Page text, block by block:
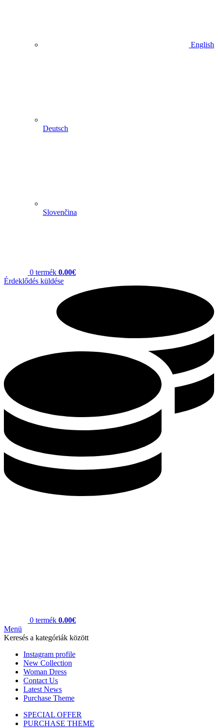
English
Deutsch
Slovenčina
0 termék 0.00€
Érdeklődés küldése
0 termék 0.00€
Menü
Keresés a kategóriák között
Instagram profile
New Collection
Woman Dress
Contact Us
Latest News
Purchase Theme
SPECIAL OFFER
PURCHASE THEME